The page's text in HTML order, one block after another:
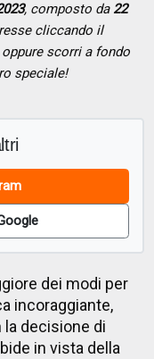
, composto da 22
cliccando il
oppure scorri a fondo
speciale!
dei modi per
incoraggiante,
decisione di
in vista della